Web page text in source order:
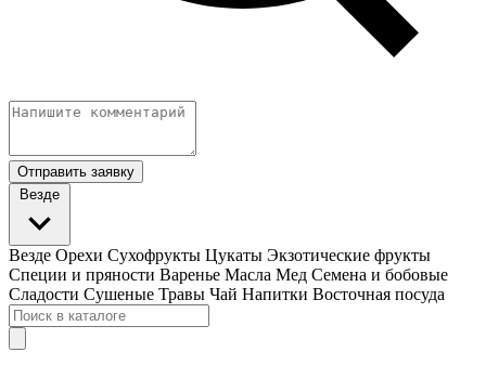
Отправить заявку
Везде
Везде Орехи Сухофрукты Цукаты Экзотические фрукты
Специи и пряности Варенье Масла Мед Семена и бобовые
Сладости Сушеные Травы Чай Напитки Восточная посуда